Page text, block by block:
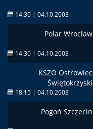
14:30 | 04.10.2003
Polar Wrocław
14:30 | 04.10.2003
KSZO Ostrowiec
Świętokrzyski
18:15 | 04.10.2003
Pogoń Szczecin